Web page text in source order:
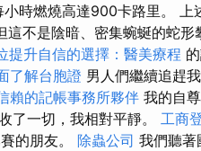
時燃燒高達900卡路里。 上
不是陰暗、密集蜿蜒的蛇形
提升自信的選擇：醫美療程
了解台胞證 男人們繼續追趕
賴的記帳事務所夥伴 我的自
了一切，我相對平靜。 工商
的朋友。 除蟲公司 我們聽著